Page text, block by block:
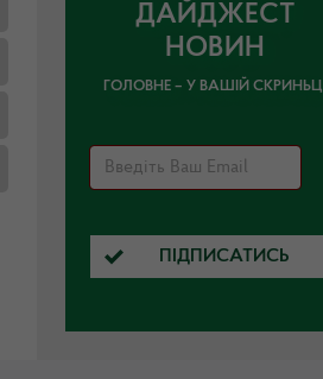
ДАЙДЖЕСТ
НОВИН
ГОЛОВНЕ – У ВАШІЙ СКРИНЬЦІ
ПІДПИСАТИСЬ